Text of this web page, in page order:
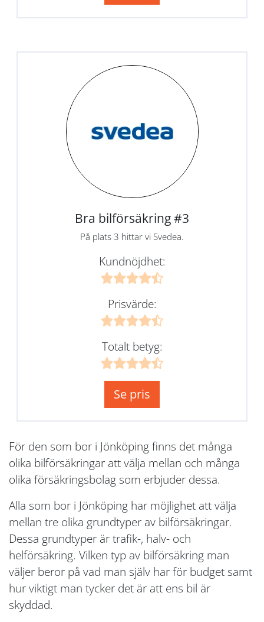
Bra bilförsäkring #3
På plats 3 hittar vi Svedea.
Kundnöjdhet:
Prisvärde:
Totalt betyg:
Se pris
För den som bor i Jönköping finns det många
olika bilförsäkringar att välja mellan och många
olika försäkringsbolag som erbjuder dessa.
Alla som bor i Jönköping har möjlighet att välja
mellan tre olika grundtyper av bilförsäkringar.
Dessa grundtyper är trafik-, halv- och
helförsäkring. Vilken typ av bilförsäkring man
väljer beror på vad man själv har för budget samt
hur viktigt man tycker det är att ens bil är
skyddad.